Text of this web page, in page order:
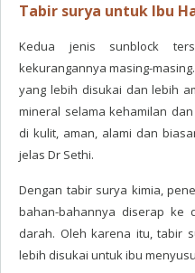
Tabir surya untuk Ibu
Kedua jenis sunblock
kekurangannya masing-
yang lebih disukai dan lebih
mineral selama kehamilan
di kulit, aman, alami dan
jelas Dr Sethi.
Dengan tabir surya kimia,
bahan-bahannya diserap ke
darah. Oleh karena itu, tabir
lebih disukai untuk ibu